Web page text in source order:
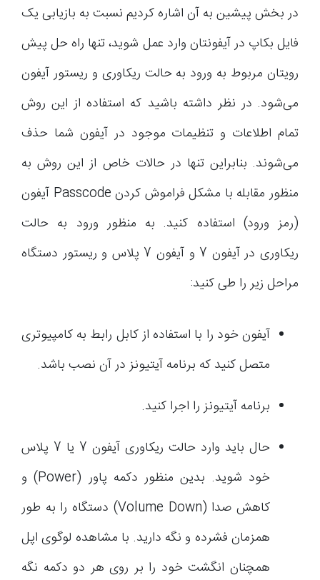
در بخش پیشین به آن‌ اشاره کردیم نسبت به بازیابی یک
فایل بکاپ در آیفونتان وارد عمل شوید، تنها راه حل پیش
رویتان مربوط به ورود به حالت ریکاوری و ریستور آیفون
می‌شود. در نظر داشته باشید که استفاده از این روش
تمام اطلاعات و تنظیمات موجود در آیفون شما حذف
می‌شوند. بنابراین تنها در حالات خاص از این روش به
منظور مقابله با مشکل فراموش کردن Passcode آیفون
(رمز ورود) استفاده کنید. به منظور ورود به حالت
ریکاوری در آیفون 7 و آیفون 7 پلاس و ریستور دستگاه
مراحل زیر را طی کنید:
آیفون خود را با استفاده از کابل رابط به کامپیوتری
متصل کنید که برنامه آیتیونز در آن نصب باشد.
برنامه آیتیونز را اجرا کنید.
حال باید وارد حالت ریکاوری آیفون 7 یا 7 پلاس
خود شوید. بدین منظور دکمه پاور (Power) و
کاهش صدا (Volume Down) دستگاه را به طور
همزمان فشرده و نگه دارید. با مشاهده لوگوی اپل
همچنان انگشت خود را بر روی هر دو دکمه نگه